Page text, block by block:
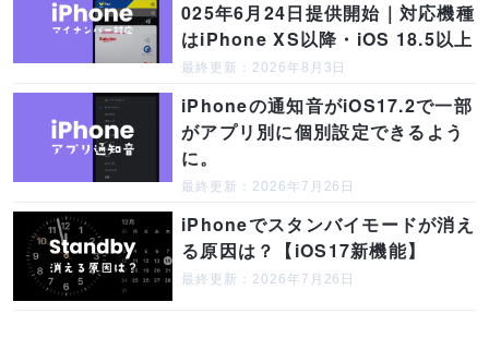
025年6月24日提供開始｜対応機種
はiPhone XS以降・iOS 18.5以上
最終更新：2026年8月3日
iPhoneの通知音がiOS17.2で一部
がアプリ別に個別設定できるよう
に。
最終更新：2026年7月26日
iPhoneでスタンバイモードが消え
る原因は？【iOS17新機能】
最終更新：2026年7月26日